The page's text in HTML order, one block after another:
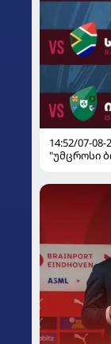
14:52/07-08-
"უმცროსი